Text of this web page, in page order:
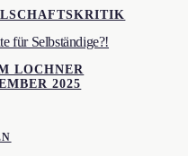
für Selbständige?!
LOCHNER
2025